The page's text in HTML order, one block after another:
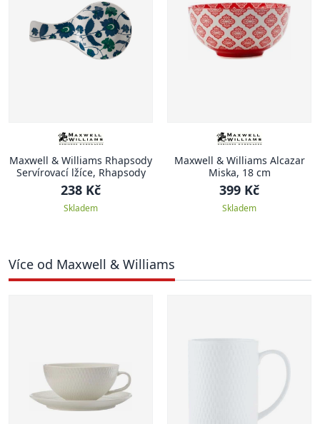
Maxwell & Williams Rhapsody
Servírovací lžíce, Rhapsody
238 Kč
Skladem
Maxwell & Williams Alcazar
Miska, 18 cm
399 Kč
Skladem
Více od Maxwell & Williams